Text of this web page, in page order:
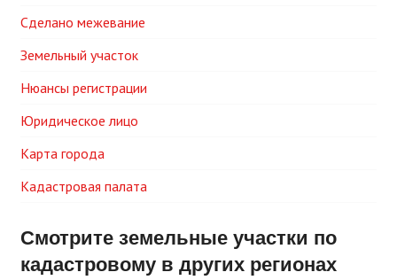
Сделано межевание
Земельный участок
Нюансы регистрации
Юридическое лицо
Карта города
Кадастровая палата
Смотрите земельные участки по
кадастровому в других регионах